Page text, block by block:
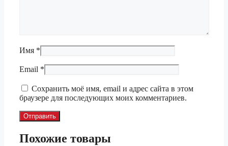
Имя *
Email *
Сохранить моё имя, email и адрес сайта в этом
браузере для последующих моих комментариев.
Похожие товары